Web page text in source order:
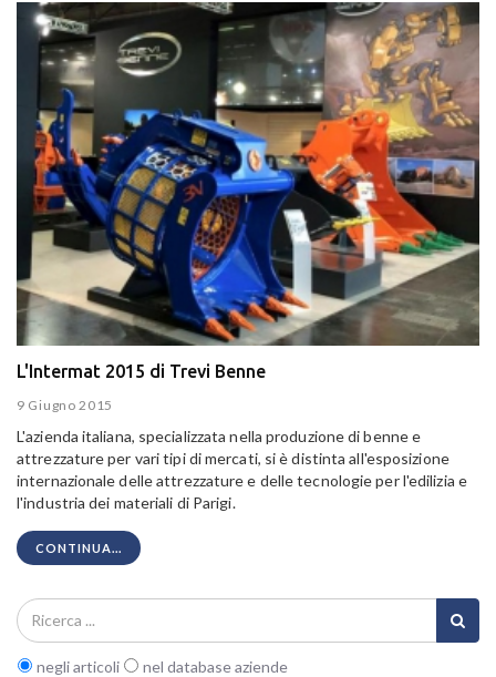
L'Intermat 2015 di Trevi Benne
9 Giugno 2015
L'azienda italiana, specializzata nella produzione di benne e
attrezzature per vari tipi di mercati, si è distinta all'esposizione
internazionale delle attrezzature e delle tecnologie per l'edilizia e
l'industria dei materiali di Parigi.
CONTINUA...
negli articoli nel database aziende